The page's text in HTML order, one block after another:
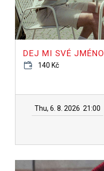
DEJ MI SVÉ JMÉNO
140 Kč
Thu, 6. 8. 2026 21:00